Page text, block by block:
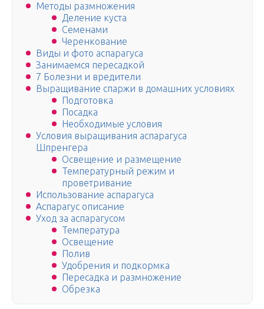
Методы размножения
Деление куста
Семенами
Черенкование
Виды и фото аспарагуса
Занимаемся пересадкой
7 Болезни и вредители
Выращивание спаржи в домашних условиях
Подготовка
Посадка
Необходимые условия
Условия выращивания аспарагуса
Шпренгера
Освещение и размещение
Температурный режим и
проветривание
Использование аспарагуса
Аспарагус описание
Уход за аспарагусом
Температура
Освещение
Полив
Удобрения и подкормка
Пересадка и размножение
Обрезка